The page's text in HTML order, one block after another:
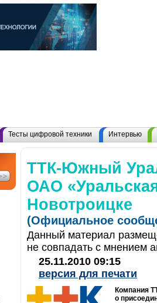
Тесты цифровой техники Интервью
ТТК-Южный
ОАО
Новотроицке
(Официальное
Данный материал
не совпадать с мнением
25.11.2010 09:15
версия для печати
Компания
о